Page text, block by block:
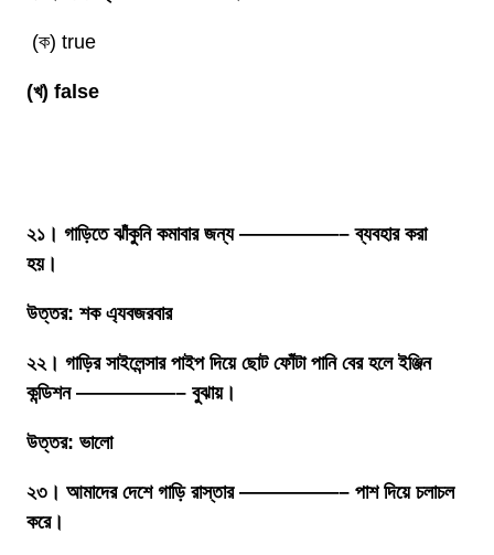
(ক) true
(খ) false
২১। গাড়িতে ঝাঁকুনি কমাবার জন্য —————– ব্যবহার করা
হয়।
উত্তর: শক এ্যবজরবার
২২। গাড়ির সাইলেন্সার পাইপ দিয়ে ছোট ফোঁটা পানি বের হলে ইঞ্জিন
কন্ডিশন —————– বুঝায়।
উত্তর: ভালো
২৩। আমাদের দেশে গাড়ি রাস্তার —————– পাশ দিয়ে চলাচল
করে।